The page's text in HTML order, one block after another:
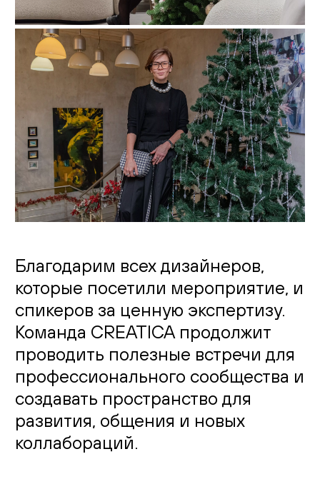
Благодарим всех дизайнеров,
которые посетили мероприятие, и
спикеров за ценную экспертизу.
Команда CREATICA продолжит
проводить полезные встречи для
профессионального сообщества и
создавать пространство для
развития, общения и новых
коллабораций.